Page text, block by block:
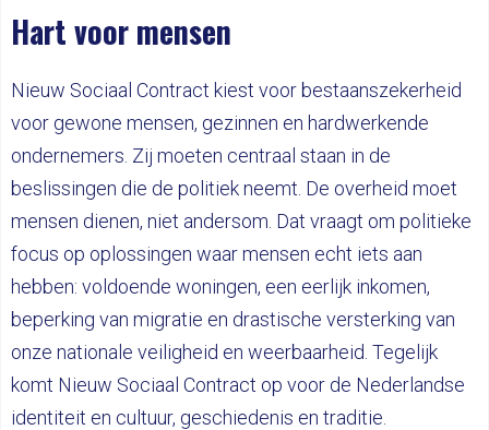
Hart voor mensen
Nieuw Sociaal Contract kiest voor bestaanszekerheid
voor gewone mensen, gezinnen en hardwerkende
ondernemers. Zij moeten centraal staan in de
beslissingen die de politiek neemt. De overheid moet
mensen dienen, niet andersom. Dat vraagt om politieke
focus op oplossingen waar mensen echt iets aan
hebben: voldoende woningen, een eerlijk inkomen,
beperking van migratie en drastische versterking van
onze nationale veiligheid en weerbaarheid. Tegelijk
komt Nieuw Sociaal Contract op voor de Nederlandse
identiteit en cultuur, geschiedenis en traditie.